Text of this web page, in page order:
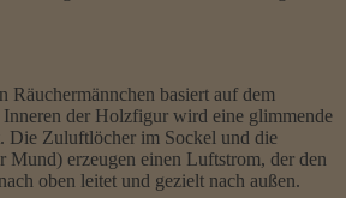
Räuchermännchen basiert auf dem
der Holzfigur wird eine glimmende
Die Zuluftlöcher im Sockel und die
Mund) erzeugen einen Luftstrom, der den
oben leitet und gezielt nach außen.